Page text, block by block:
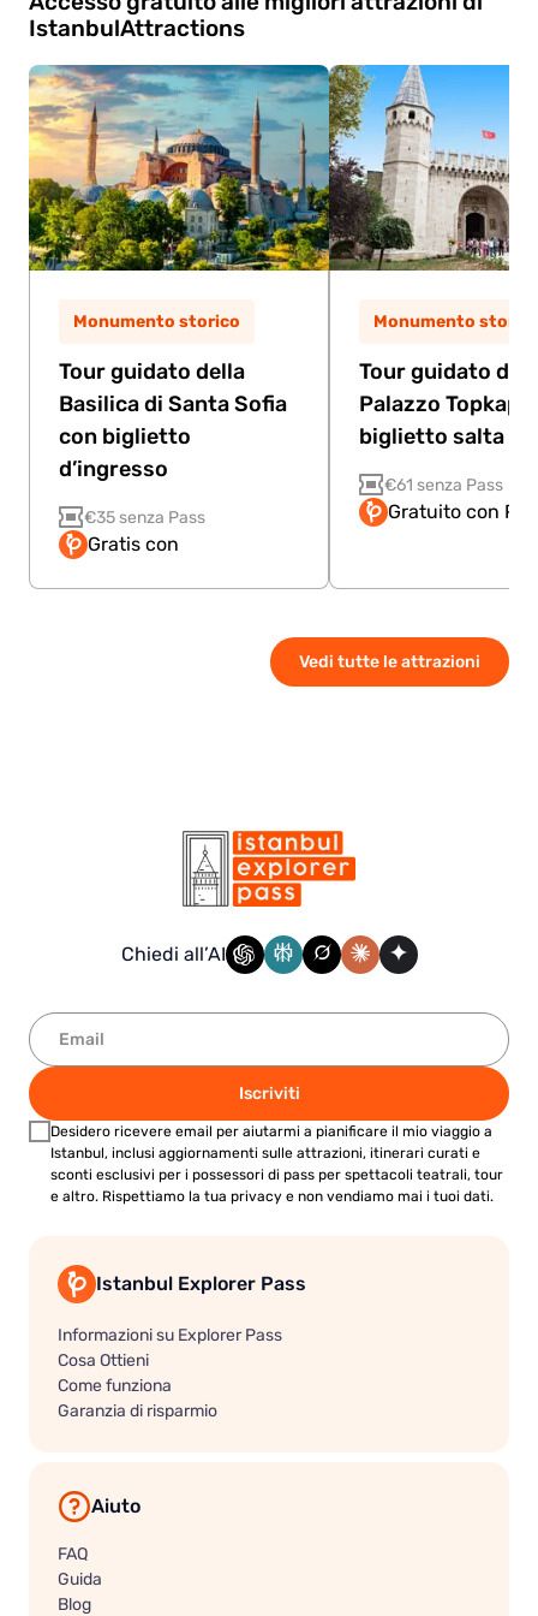
IstanbulAttractions
Vedi tutte le attrazioni
Monumento storico
Tour guidato della
Basilica di Santa Sofia
con biglietto
d’ingresso
€35 senza Pass
Gratis con
Monumento
Tour guidato del
Palazzo Topkapi
biglietto salta la
€61 senza Pass
Gratuito con
Chiedi all’AI
Iscriviti
Desidero ricevere email per aiutarmi a pianificare il mio viaggio a
Istanbul, inclusi aggiornamenti sulle attrazioni, itinerari curati e
sconti esclusivi per i possessori di pass per spettacoli teatrali, tour
e altro. Rispettiamo la tua privacy e non vendiamo mai i tuoi dati.
Istanbul Explorer Pass
Informazioni su Explorer Pass
Cosa Ottieni
Come funziona
Garanzia di risparmio
Aiuto
FAQ
Guida
Blog